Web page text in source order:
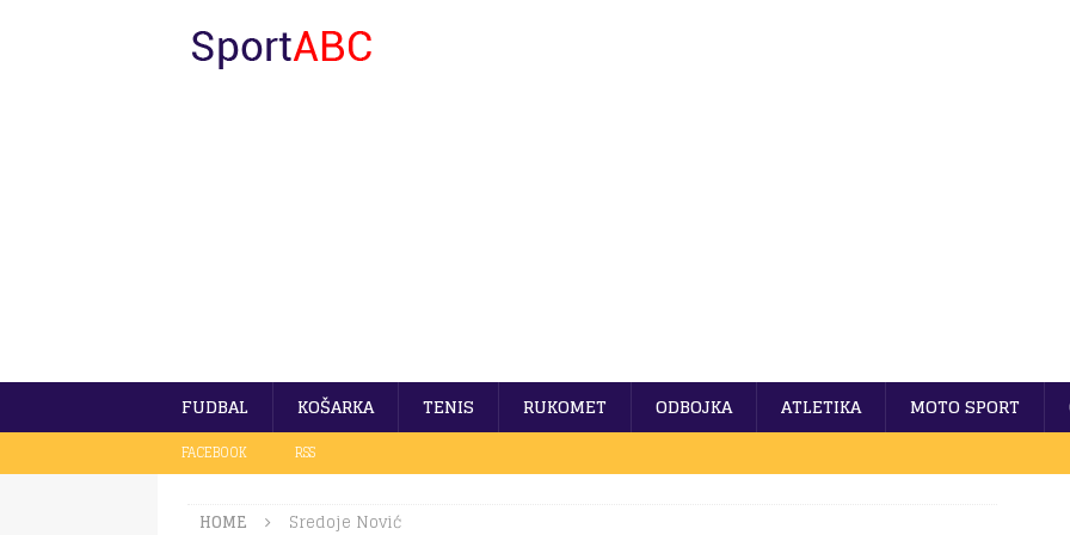
FUDBAL KOŠARKA TENIS RUKOMET ODBOJKA ATLETIKA MOTO SPORT
FACEBOOK RSS
HOME Sredoje Nović